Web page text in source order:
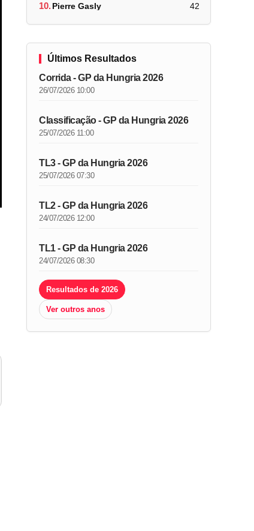
10.Pierre Gasly 42
Últimos Resultados
Corrida - GP da Hungria 2026
26/07/2026 10:00
Classificação - GP da Hungria 2026
25/07/2026 11:00
TL3 - GP da Hungria 2026
25/07/2026 07:30
TL2 - GP da Hungria 2026
24/07/2026 12:00
TL1 - GP da Hungria 2026
24/07/2026 08:30
Resultados de 2026
Ver outros anos